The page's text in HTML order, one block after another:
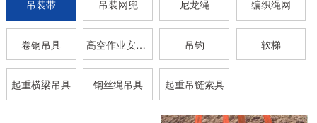
吊装带 吊装网兜 尼龙绳 编织绳网
卷钢吊具 高空作业安全带 吊钩 软梯
起重横梁吊具 钢丝绳吊具 起重吊链索具